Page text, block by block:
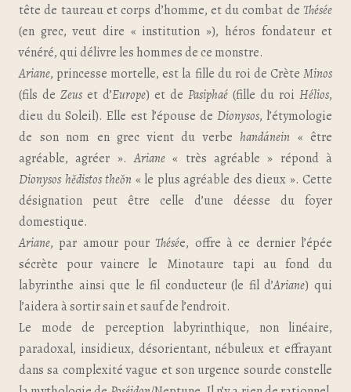
tête de taureau et corps d’homme, et du combat de Thésée
(en grec, veut dire « institution »), héros fondateur et
vénéré, qui délivre les hommes de ce monstre.
Ariane, princesse mortelle, est la fille du roi de Crète Minos
(fils de Zeus et d’Europe) et de Pasiphaé (fille du roi Hélios,
dieu du Soleil). Elle est l’épouse de Dionysos, l’étymologie
de son nom en grec vient du verbe handánein « être
agréable, agréer ».Ariane « très agréable » répond à
Dionysos hědistos theǒn « le plus agréable des dieux ». Cette
désignation peut être celle d’une déesse du foyer
domestique.
Ariane, par amour pour Thésée, offre à ce dernier l’épée
sécrète pour vaincre le Minotaure tapi au fond du
labyrinthe ainsi que le fil conducteur (le fil d’Ariane) qui
l’aidera à sortir sain et sauf de l’endroit.
Le mode de perception labyrinthique, non linéaire,
paradoxal, insidieux, désorientant, nébuleux et effrayant
dans sa complexité vague et son urgence sourde constelle